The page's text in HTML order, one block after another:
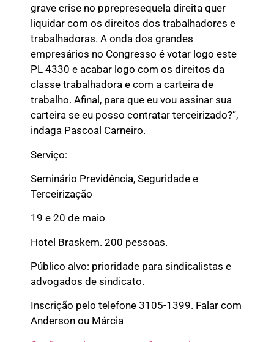
grave crise no pprepresequela direita quer
liquidar com os direitos dos trabalhadores e
trabalhadoras. A onda dos grandes
empresários no Congresso é votar logo este
PL 4330 e acabar logo com os direitos da
classe trabalhadora e com a carteira de
trabalho. Afinal, para que eu vou assinar sua
carteira se eu posso contratar terceirizado?”,
indaga Pascoal Carneiro.
Serviço:
Seminário Previdência, Seguridade e
Terceirização
19 e 20 de maio
Hotel Braskem. 200 pessoas.
Público alvo: prioridade para sindicalistas e
advogados de sindicato.
Inscrição pelo telefone 3105-1399. Falar com
Anderson ou Márcia